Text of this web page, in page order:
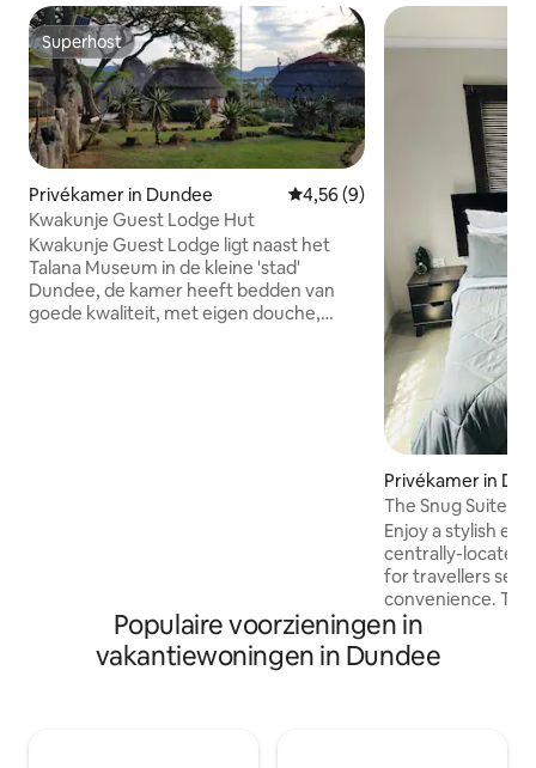
Superhost
Superhost
Privékamer in Dundee Gemiddelde beoordeling van
4,56 (9)
Kwakunje Guest Lodge Hut
Kwakunje Guest Lodge ligt naast het
Talana Museum in de kleine 'stad'
Dundee, de kamer heeft bedden van
goede kwaliteit, met eigen douche,
Privékamer in
The Snug Suite
Enjoy a stylish
centrally-located
for travellers
convenience.
thoughtfully
relaxing
business trips,
Populaire voorzieningen in
vakantiewoningen in Dundee